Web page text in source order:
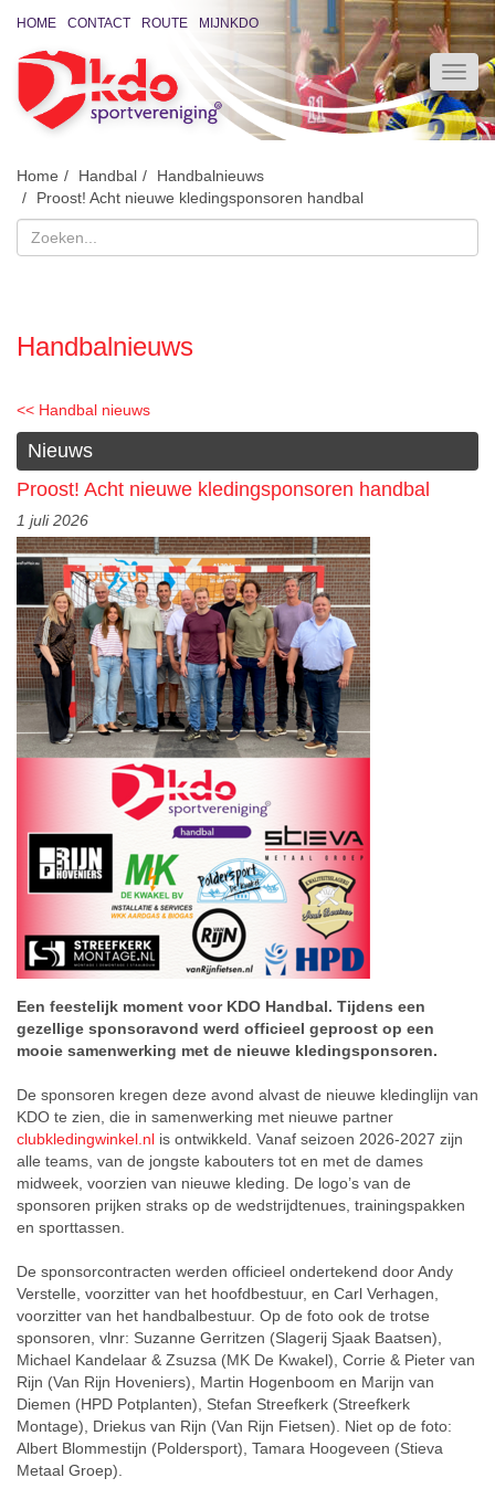
HOME CONTACT ROUTE MIJNKDO
Home Handbal
Handbalnieuws
Proost! Acht nieuwe kledingsponsoren handbal
Handbalnieuws
<< Handbal nieuws
Nieuws
Proost! Acht nieuwe kledingsponsoren handbal
1 juli 2026
Een feestelijk moment voor KDO Handbal. Tijdens een
gezellige sponsoravond werd officieel geproost op een
mooie samenwerking met de nieuwe kledingsponsoren.
De sponsoren kregen deze avond alvast de nieuwe kledinglijn van
KDO te zien, die in samenwerking met nieuwe partner
clubkledingwinkel.nl is ontwikkeld. Vanaf seizoen 2026-2027 zijn
alle teams, van de jongste kabouters tot en met de dames
midweek, voorzien van nieuwe kleding. De logo’s van de
sponsoren prijken straks op de wedstrijdtenues, trainingspakken
en sporttassen.
De sponsorcontracten werden officieel ondertekend door Andy
Verstelle, voorzitter van het hoofdbestuur, en Carl Verhagen,
voorzitter van het handbalbestuur. Op de foto ook de trotse
sponsoren, vlnr: Suzanne Gerritzen (Slagerij Sjaak Baatsen),
Michael Kandelaar & Zsuzsa (MK De Kwakel), Corrie & Pieter van
Rijn (Van Rijn Hoveniers), Martin Hogenboom en Marijn van
Diemen (HPD Potplanten), Stefan Streefkerk (Streefkerk
Montage), Driekus van Rijn (Van Rijn Fietsen). Niet op de foto:
Albert Blommestijn (Poldersport), Tamara Hoogeveen (Stieva
Metaal Groep).